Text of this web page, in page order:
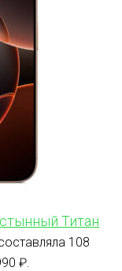
Титан
108
₽.